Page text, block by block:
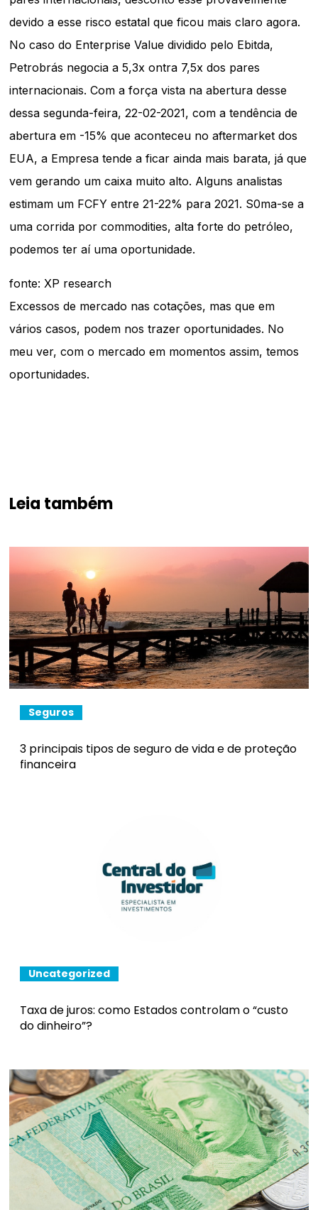
devido a esse risco estatal que ficou mais claro agora.
No caso do Enterprise Value dividido pelo Ebitda,
Petrobrás negocia a 5,3x ontra 7,5x dos pares
internacionais. Com a força vista na abertura desse
dessa segunda-feira, 22-02-2021, com a tendência de
abertura em -15% que aconteceu no aftermarket dos
EUA, a Empresa tende a ficar ainda mais barata, já que
vem gerando um caixa muito alto. Alguns analistas
estimam um FCFY entre 21-22% para 2021. S0ma-se a
uma corrida por commodities, alta forte do petróleo,
podemos ter aí uma oportunidade.
fonte: XP research
Excessos de mercado nas cotações, mas que em
vários casos, podem nos trazer oportunidades. No
meu ver, com o mercado em momentos assim, temos
oportunidades.
Leia também
Seguros
3 principais tipos de seguro de vida e de proteção
financeira
Uncategorized
Taxa de juros: como Estados controlam o “custo
do dinheiro”?